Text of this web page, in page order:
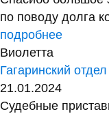
по поводу долга
подробнее
Виолетта
Гагаринский
21.01.2024
Судебные